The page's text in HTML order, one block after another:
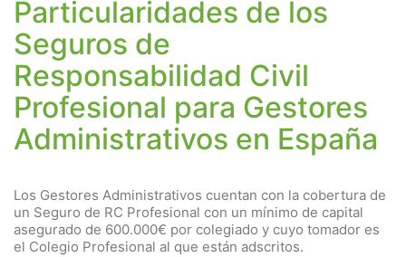
Particularidades de los
Seguros de
Responsabilidad Civil
Profesional para Gestores
Administrativos en España
Los Gestores Administrativos cuentan con la cobertura de
un Seguro de RC Profesional con un mínimo de capital
asegurado de 600.000€ por colegiado y cuyo tomador es
el Colegio Profesional al que están adscritos.